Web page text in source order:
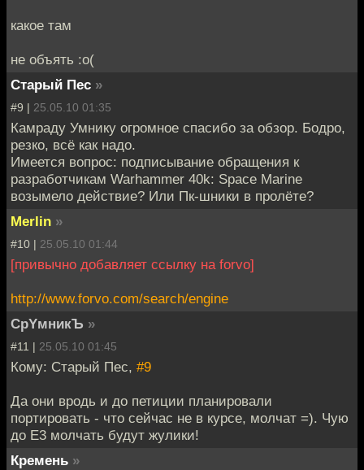
какое там
не объять :о(
Старый Пес »
#9 | 25.05.10 01:35
Камраду Умнику огромное спасибо за обзор. Бодро,
резко, всё как надо.
Имеется вопрос: подписывание обращения к
разработчикам Warhammer 40k: Space Marine
возымело действие? Или Пк-шники в пролёте?
Merlin »
#10 | 25.05.10 01:44
[привычно добавляет ссылку на forvo]
http://www.forvo.com/search/engine
CpYмникЪ »
#11 | 25.05.10 01:45
Кому: Старый Пес, #9
Да они вродь и до петиции планировали
портировать - что сейчас не в курсе, молчат =). Чую
до Е3 молчать будут жулики!
Кремень »